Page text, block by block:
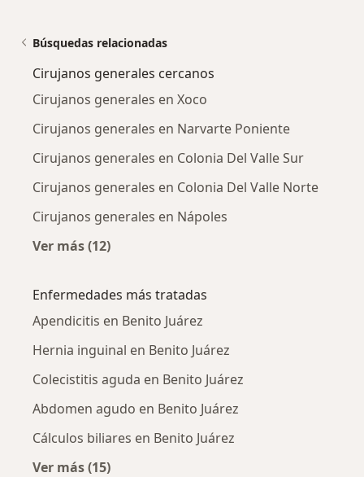
Búsquedas relacionadas
Cirujanos generales cercanos
Cirujanos generales en Xoco
Cirujanos generales en Narvarte Poniente
Cirujanos generales en Colonia Del Valle Sur
Cirujanos generales en Colonia Del Valle Norte
Cirujanos generales en Nápoles
Ver más (12)
Enfermedades más tratadas
Apendicitis en Benito Juárez
Hernia inguinal en Benito Juárez
Colecistitis aguda en Benito Juárez
Abdomen agudo en Benito Juárez
Cálculos biliares en Benito Juárez
Ver más (15)